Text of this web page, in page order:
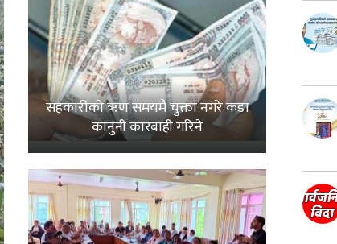
सहकारीको ऋण समयमै चुक्ता नगरे कडा
कानुनी कारबाही गरिने